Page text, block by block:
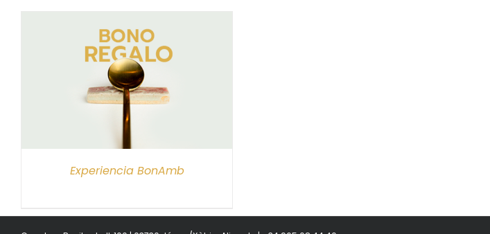
Experiencia BonAmb